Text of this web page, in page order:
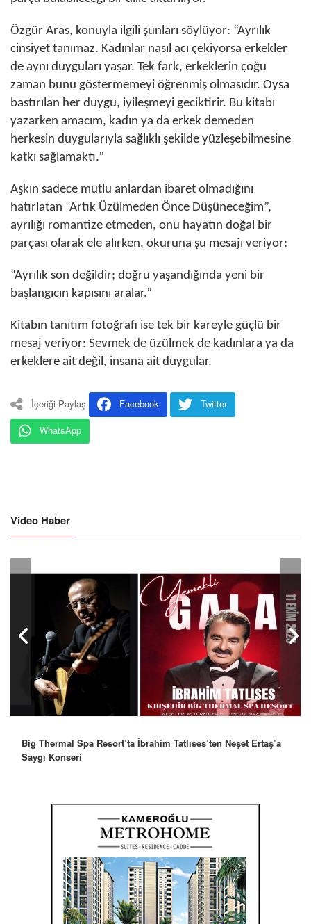
Özgür Aras, konuyla ilgili şunları söylüyor: “Ayrılık
cinsiyet tanımaz. Kadınlar nasıl acı çekiyorsa erkekler
de aynı duyguları yaşar. Tek fark, erkeklerin çoğu
zaman bunu göstermemeyi öğrenmiş olmasıdır. Oysa
bastırılan her duygu, iyileşmeyi geciktirir. Bu kitabı
yazarken amacım, kadın ya da erkek demeden
herkesin duygularıyla sağlıklı şekilde yüzleşebilmesine
katkı sağlamaktı.”
Aşkın sadece mutlu anlardan ibaret olmadığını
hatırlatan “Artık Üzülmeden Önce Düşüneceğim”,
ayrılığı romantize etmeden, onu hayatın doğal bir
parçası olarak ele alırken, okuruna şu mesajı veriyor:
“Ayrılık son değildir; doğru yaşandığında yeni bir
başlangıcın kapısını aralar.”
Kitabın tanıtım fotoğrafı ise tek bir kareyle güçlü bir
mesaj veriyor: Sevmek de üzülmek de kadınlara ya da
erkeklere ait değil, insana ait duygular.
İçeriği Paylaş Facebook
Twitter
WhatsApp
Video Haber
Big Thermal Spa Resort’ta İbrahim Tatlıses’ten Neşet Ertaş’a
Saygı Konseri